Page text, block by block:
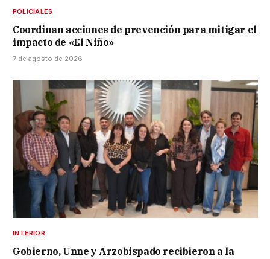
POLICIALES
Coordinan acciones de prevención para mitigar el
impacto de «El Niño»
7 de agosto de 2026
INTERIOR
Gobierno, Unne y Arzobispado recibieron a la